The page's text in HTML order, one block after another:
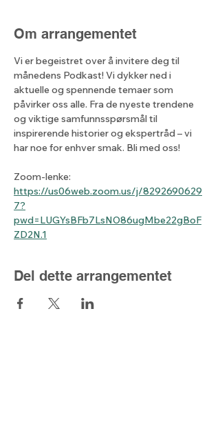
Om arrangementet
Vi er begeistret over å invitere deg til
månedens Podkast! Vi dykker ned i
aktuelle og spennende temaer som
påvirker oss alle. Fra de nyeste trendene
og viktige samfunnsspørsmål til
inspirerende historier og ekspertråd – vi
har noe for enhver smak. Bli med oss!
Zoom-lenke:
https://us06web.zoom.us/j/8292690629
7?
pwd=LUGYsBFb7LsNO86ugMbe22gBoF
ZD2N.1
Del dette arrangementet